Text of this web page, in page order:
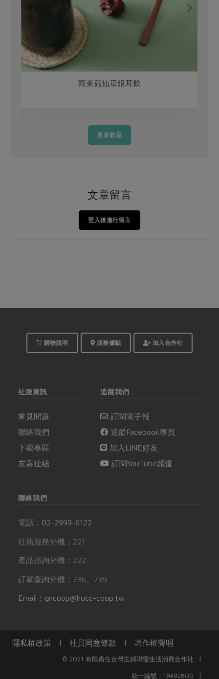
雨來菇仙草銀耳飲
更多飲品
文章留言
登入後進行留言
購物說明 服務據點 加入合作社
社服資訊
常見問題
聯絡我們
下載專區
友善連結
追蹤我們
訂閱電子報
追蹤Facebook專頁
加入LINE好友
訂閱YouTube頻道
聯絡我們
電話： 02-2999-6122
社籍服務分機：221
產品諮詢分機：222
訂單查詢分機：736、739
Email：gncoop@hucc-coop.tw
隱私權政策 | 社員同意條款 | 著作權聲明
© 2021 有限責任台灣主婦聯盟生活消費合作社 |
統一編號：18492800 |